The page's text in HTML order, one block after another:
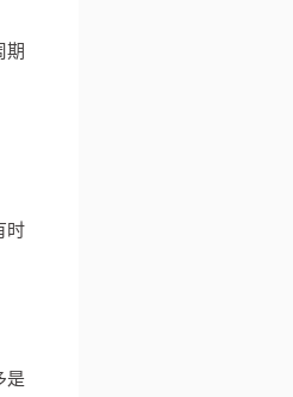
期
时
是